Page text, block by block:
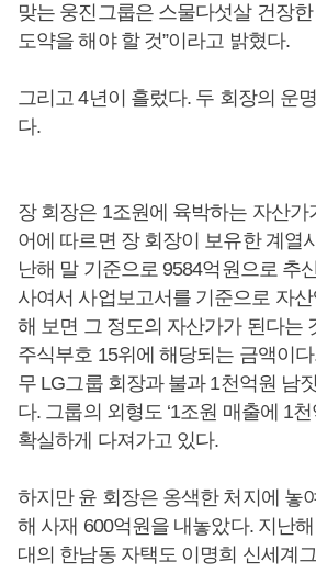
맞는 웅진그룹은 스물다섯살 건장
도약을 해야 할 것”이라고 밝혔다.
그리고 4년이 흘렀다. 두 회장의 운
다.
장 회장은 1조원에 육박하는 자산가
어에 따르면 장 회장이 보유한 계열
난해 말 기준으로 9584억원으로 추
사여서 사업보고서를 기준으로 자
해 보면 그 정도의 자산가가 된다는
주식부호 15위에 해당되는 금액이
무 LG그룹 회장과 불과 1천억원 남
다. 그룹의 외형도 ‘1조원 매출에 1
확실하게 다져가고 있다.
하지만 윤 회장은 옹색한 처지에 놓
해 사재 600억원을 내놓았다. 지난
대의 한남동 자택도 이명희 신세계